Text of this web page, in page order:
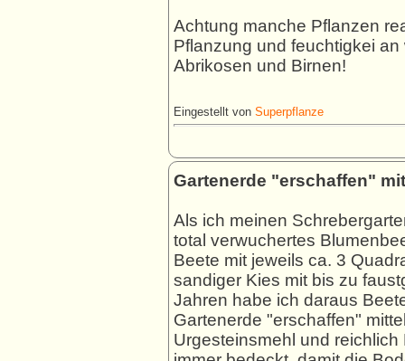
Achtung manche Pflanzen
Pflanzung und feuchtigkei an
Abrikosen und Birnen!
Eingestellt von Superpflanze
Gartenerde "erschaffen"
Als ich meinen
total verwuchertes
Beete mit jeweils ca. 3
sandiger Kies mit bis zu
Jahren habe ich daraus
Gartenerde "erschaffen"
Urgesteinsmehl und